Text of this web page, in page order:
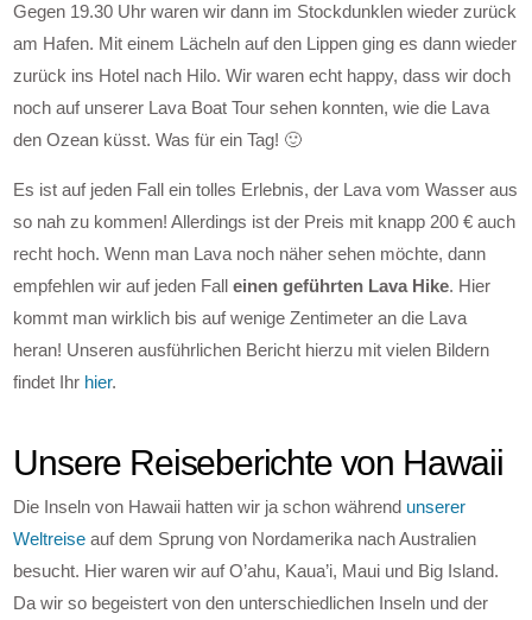
Gegen 19.30 Uhr waren wir dann im Stockdunklen wieder zurück
am Hafen. Mit einem Lächeln auf den Lippen ging es dann wieder
zurück ins Hotel nach Hilo. Wir waren echt happy, dass wir doch
noch auf unserer Lava Boat Tour sehen konnten, wie die Lava
den Ozean küsst. Was für ein Tag! 🙂
Es ist auf jeden Fall ein tolles Erlebnis, der Lava vom Wasser aus
so nah zu kommen! Allerdings ist der Preis mit knapp 200 € auch
recht hoch. Wenn man Lava noch näher sehen möchte, dann
empfehlen wir auf jeden Falleinen geführten Lava Hike. Hier
kommt man wirklich bis auf wenige Zentimeter an die Lava
heran! Unseren ausführlichen Bericht hierzu mit vielen Bildern
findet Ihr hier.
Unsere Reiseberichte von Hawaii
Die Inseln von Hawaii hatten wir ja schon während unserer
Weltreise auf dem Sprung von Nordamerika nach Australien
besucht. Hier waren wir auf O’ahu, Kaua’i, Maui und Big Island.
Da wir so begeistert von den unterschiedlichen Inseln und der